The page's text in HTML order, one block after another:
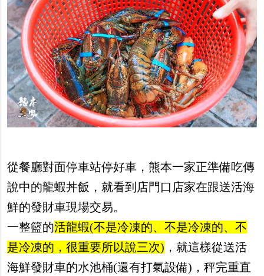
從餐廳對面停車站停好車，熊本一家正準備吃傳
說中的龍蝦丼飯，就看到店門口店家在跟送活海
鮮的發財車現場交易。
一整籃的活龍蝦(不是冷凍的、不是冷凍的、不
是冷凍的，很重要所以說三次) ，就這樣從送活
海鮮發財車的水池桶(還有打氣設備)，秤完重直